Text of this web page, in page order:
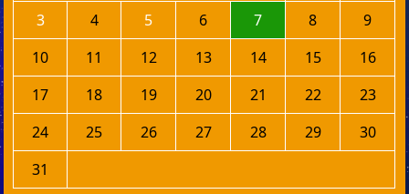
3
4 5 6 7 8
9
10
11 12 13 14 15
16
17
18 19 20 21 22
23
24
25 26 27 28 29
30
31